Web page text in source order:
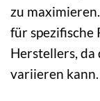
zu
für spezifische
Herstellers,
variieren kann.